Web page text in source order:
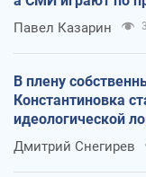
Павел Казарин
В плену
Константиновка
идеологической
оккупантов
Дмитрий Снегирев